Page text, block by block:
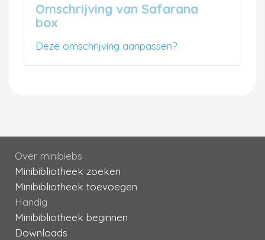
Omschrijving van Safarana
box
Deze omschrijving aanpassen?
Over minibiebs
Minibibliotheek zoeken
Minibibliotheek toevoegen
Handig
Minibibliotheek beginnen
Downloads